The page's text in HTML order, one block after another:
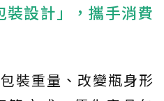
裝設計」，攜手消費
裝重量、改變瓶身形